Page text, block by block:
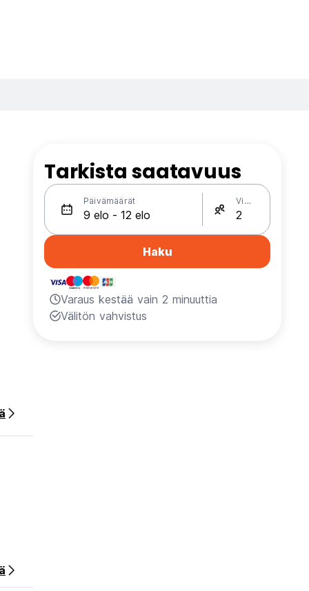
Tarkista saatavuus
Päivämäärät Vieraat
Haku
Varaus kestää vain 2 minuuttia
Välitön vahvistus